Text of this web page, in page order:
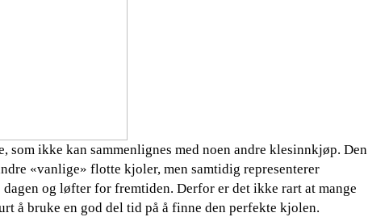
ikke kan sammenlignes med noen andre klesinnkjøp. Den
«vanlige» flotte kjoler, men samtidig representerer
og løfter for fremtiden. Derfor er det ikke rart at mange
å bruke en god del tid på å finne den perfekte kjolen.